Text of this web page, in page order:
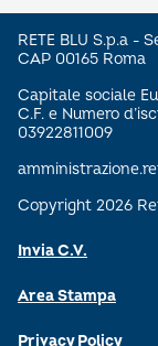
RETE BLU S.p.a -
CAP 00165 Roma
Capitale sociale
C.F. e Numero
03922811009
Copyright 2026
Invia C.V.
Area Stampa
Privacy Policy